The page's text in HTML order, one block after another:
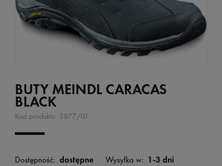
BUTY MEINDL CARACAS
BLACK
Kod produktu: 3877/01
Dostępność: dostępne Wysyłka w: 1-3 dni